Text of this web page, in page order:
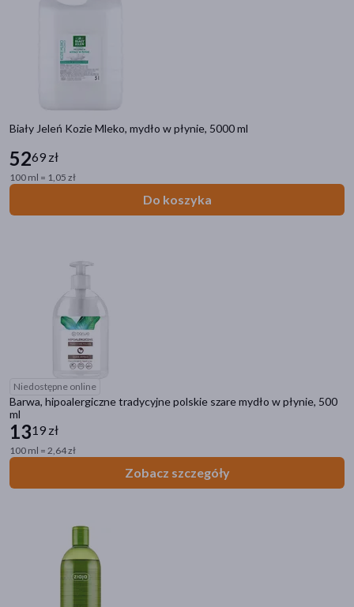
Biały Jeleń Kozie Mleko, mydło w płynie, 5000 ml
5269 zł
100 ml = 1,05 zł
Do koszyka
Niedostępne online
Barwa, hipoalergiczne tradycyjne polskie szare mydło w płynie, 500
ml
1319 zł
100 ml = 2,64 zł
Zobacz szczegóły